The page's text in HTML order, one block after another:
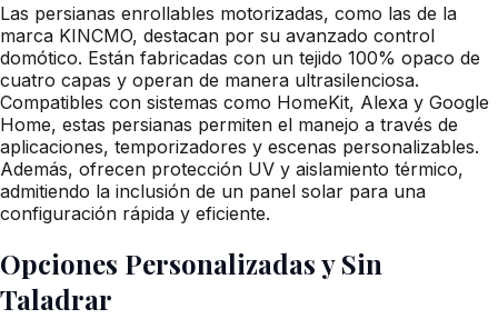
Las persianas enrollables motorizadas, como las de la
marca KINCMO, destacan por su avanzado control
domótico. Están fabricadas con un tejido 100% opaco de
cuatro capas y operan de manera ultrasilenciosa.
Compatibles con sistemas como HomeKit, Alexa y Google
Home, estas persianas permiten el manejo a través de
aplicaciones, temporizadores y escenas personalizables.
Además, ofrecen protección UV y aislamiento térmico,
admitiendo la inclusión de un panel solar para una
configuración rápida y eficiente.
Opciones Personalizadas y Sin
Taladrar